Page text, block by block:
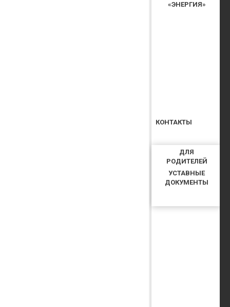
«ЭНЕРГИЯ»
ДЛЯ
РОДИТЕЛЕЙ
УСТАВНЫЕ
ДОКУМЕНТЫ
КОНТАКТЫ